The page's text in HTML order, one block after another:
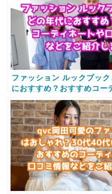
ファッション ルックブッ
におすすめ？おすすめコー
ミ情報などをご紹介します